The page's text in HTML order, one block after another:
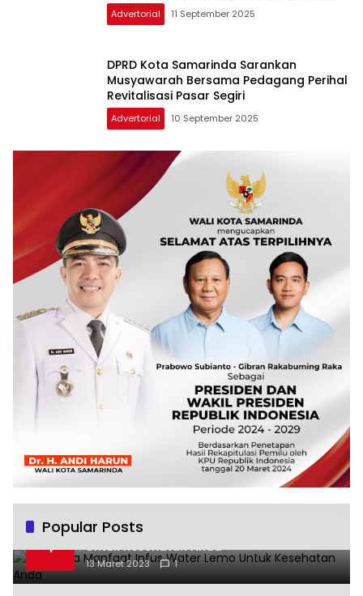
Advertorial 11 September 2025
DPRD Kota Samarinda Sarankan
Musyawarah Bersama Pedagang Perihal
Revitalisasi Pasar Segiri
Advertorial 10 September 2025
Popular Posts
1
Beberapa Manfaat Infus Water Lemo
Untuk Kesehatan Anda
13 Maret 2023 1